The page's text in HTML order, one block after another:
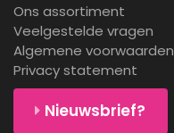
Ons assortiment
Veelgestelde vragen
Algemene voorwaarden
Privacy statement
Nieuwsbrief?